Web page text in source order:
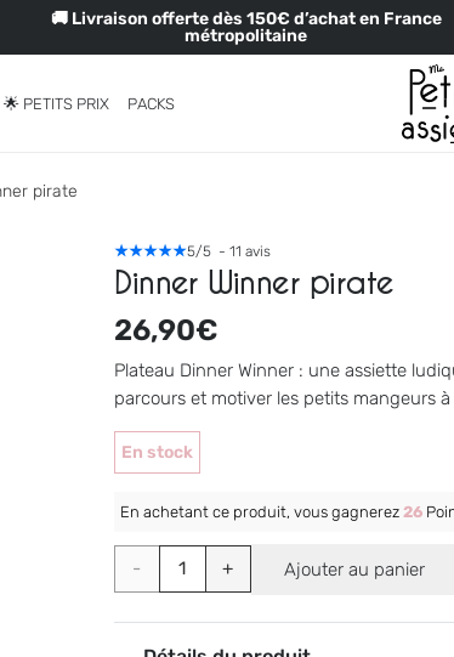
🚚 Livraison offerte dès 150€ d’achat en France
métropolitaine
🌟 PETITS PRIX PACKS
pirate
5/5 -11avis
Dinner Winner pirate
26,90€
Plateau Dinner Winner : une assiette
parcours et motiver les petits mangeurs
En stock
En achetant ce produit, vous gagnerez26
quantité Ajouter au panier